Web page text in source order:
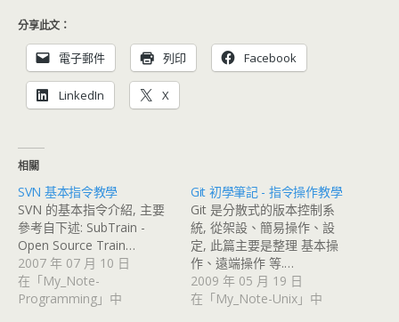
分享此文：
電子郵件 列印 Facebook
LinkedIn X
相關
SVN 基本指令教學
SVN 的基本指令介紹, 主要
參考自下述: SubTrain -
Open Source Train…
2007 年 07 月 10 日
在「My_Note-
Programming」中
Git 初學筆記 - 指令操作教學
Git 是分散式的版本控制系
統, 從架設、簡易操作、設
定, 此篇主要是整理 基本操
作、遠端操作 等.…
2009 年 05 月 19 日
在「My_Note-Unix」中